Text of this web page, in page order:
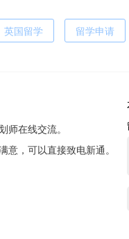
英国留学 留学申请
师在线交流。
意，可以直接致电新通。